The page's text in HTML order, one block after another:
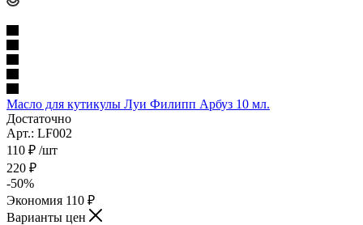
Масло для кутикулы Луи Филипп Арбуз 10 мл.
Достаточно
Арт.: LF002
110 ₽ /шт
220 ₽
-50%
Экономия 110 ₽
Варианты цен